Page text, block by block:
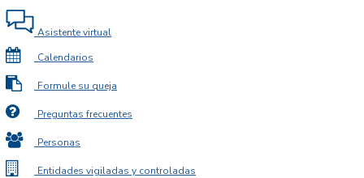
Asistente virtual
Calendarios
Formule su queja
Preguntas frecuentes
Personas
Entidades vigiladas y controladas